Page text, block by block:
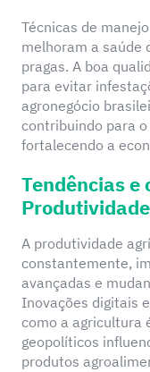
Técnicas de
melhoram a saúde
pragas. A boa
para evitar
agronegócio
contribuindo para
fortalecendo a
Tendências e
A produtividade
constantemente,
avançadas e
Inovações digitais
como a agricultura
geopolíticos
produtos